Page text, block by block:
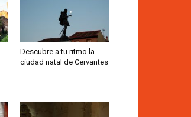
Descubre a tu ritmo la
ciudad natal de Cervantes